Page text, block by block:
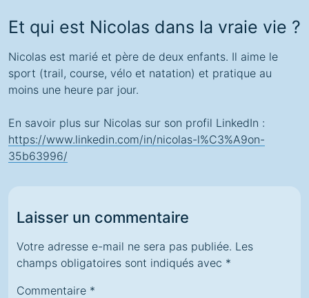
Et qui est Nicolas dans la vraie vie ?
Nicolas est marié et père de deux enfants. Il aime le
sport (trail, course, vélo et natation) et pratique au
moins une heure par jour.
En savoir plus sur Nicolas sur son profil LinkedIn :
https://www.linkedin.com/in/nicolas-l%C3%A9on-
35b63996/
Laisser un commentaire
Votre adresse e-mail ne sera pas publiée. Les
champs obligatoires sont indiqués avec *
Commentaire *